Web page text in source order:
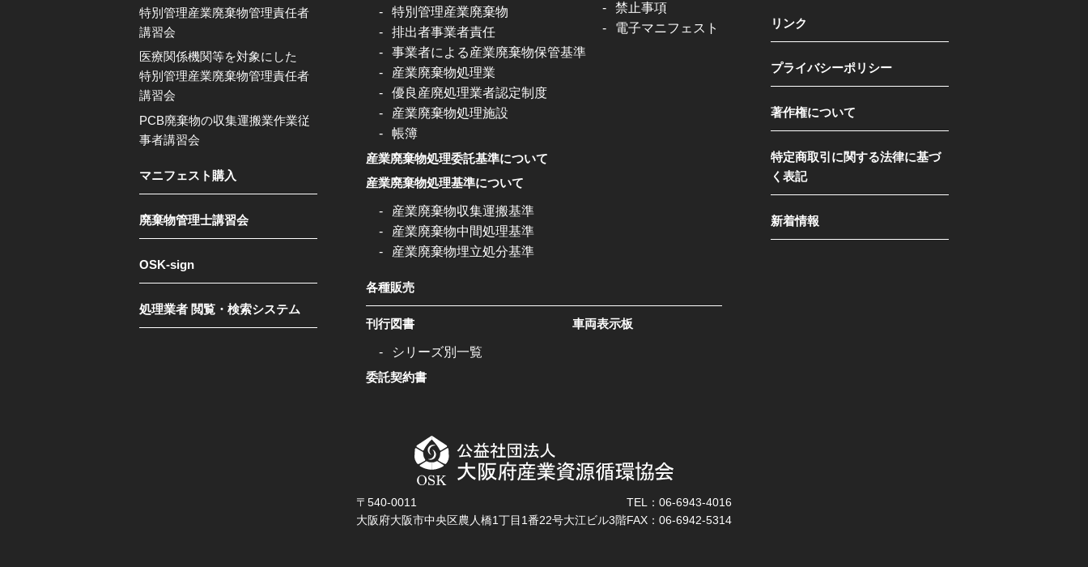
特別管理産業廃棄物管理責任者
講習会
医療関係機関等を対象にした
特別管理産業廃棄物管理責任者
講習会
PCB廃棄物の収集運搬業作業従
事者講習会
マニフェスト購入
廃棄物管理士講習会
OSK-sign
処理業者 閲覧・検索システム
特別管理産業廃棄物
排出者事業者責任
事業者による産業廃棄物保管基準
産業廃棄物処理業
優良産廃処理業者認定制度
産業廃棄物処理施設
帳簿
産業廃棄物処理委託基準について
産業廃棄物処理基準について
産業廃棄物収集運搬基準
産業廃棄物中間処理基準
産業廃棄物埋立処分基準
禁止事項
電子マニフェスト
各種販売
刊行図書
シリーズ別一覧
委託契約書
車両表示板
リンク
プライバシーポリシー
著作権について
特定商取引に関する法律に基づ
く表記
新着情報
〒540-0011
大阪府大阪市中央区農人橋1丁目1番22号大江ビル3階
TEL：06-6943-4016
FAX：06-6942-5314